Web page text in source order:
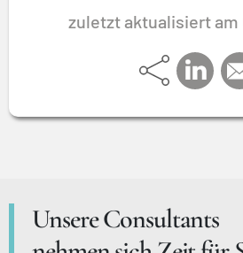
zuletzt aktualisiert am
Unsere Consultants